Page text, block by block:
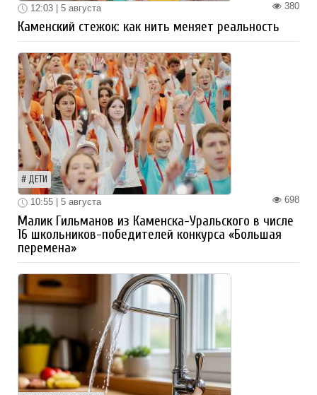
380
12:03 | 5 августа
Каменский стежок: как нить меняет реальность
ДЕТИ
698
10:55 | 5 августа
Малик Гильманов из Каменска-Уральского в числе
16 школьников-победителей конкурса «Большая
перемена»